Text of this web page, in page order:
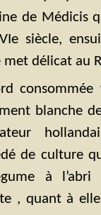
de
siècle,
délicat au
blanche
de culture
à l’abri
, quant à